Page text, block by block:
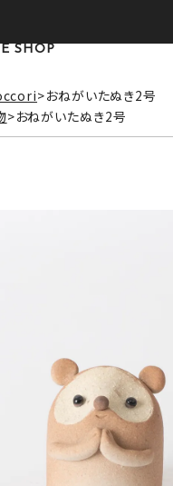
SHOP
おねがいたぬき2号
おねがいたぬき2号